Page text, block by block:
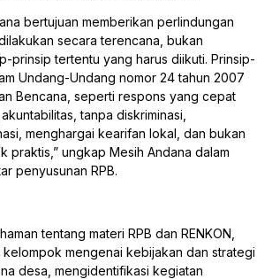
bertujuan memberikan perlindungan
secara terencana, bukan
prinsip tertentu yang harus diikuti. Prinsip-
Undang-Undang nomor 24 tahun 2007
Bencana, seperti respons yang cepat
tanpa diskriminasi,
menghargai kearifan lokal, dan bukan
praktis,” ungkap Mesih Andana dalam
penyusunan RPB.
tentang materi RPB dan RENKON,
mengenai kebijakan dan strategi
desa, mengidentifikasi kegiatan